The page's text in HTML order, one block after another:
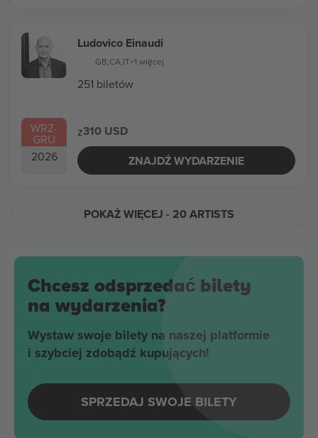
WRZ-
GRU
2026
Ludovico Einaudi
GB,CA,IT+1 więcej
251 biletów
z310 USD
ZNAJDŹ WYDARZENIE
POKAŻ WIĘCEJ - 20 ARTISTS
Chcesz odsprzedać bilety
na wydarzenia?
Wystaw swoje bilety na naszej platformie
i szybciej zdobądź kupujących!
SPRZEDAJ SWOJE BILETY